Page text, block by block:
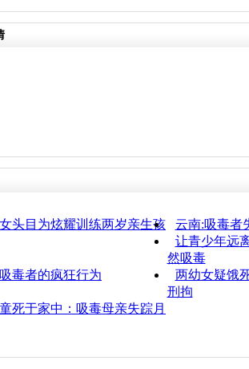
头目为炫耀训练两岁亲生孩
云南:吸毒者
让青少年远
然吸毒
毒者的疯狂行为
两幼女疑饿
刑拘
死于家中：吸毒母亲失踪月